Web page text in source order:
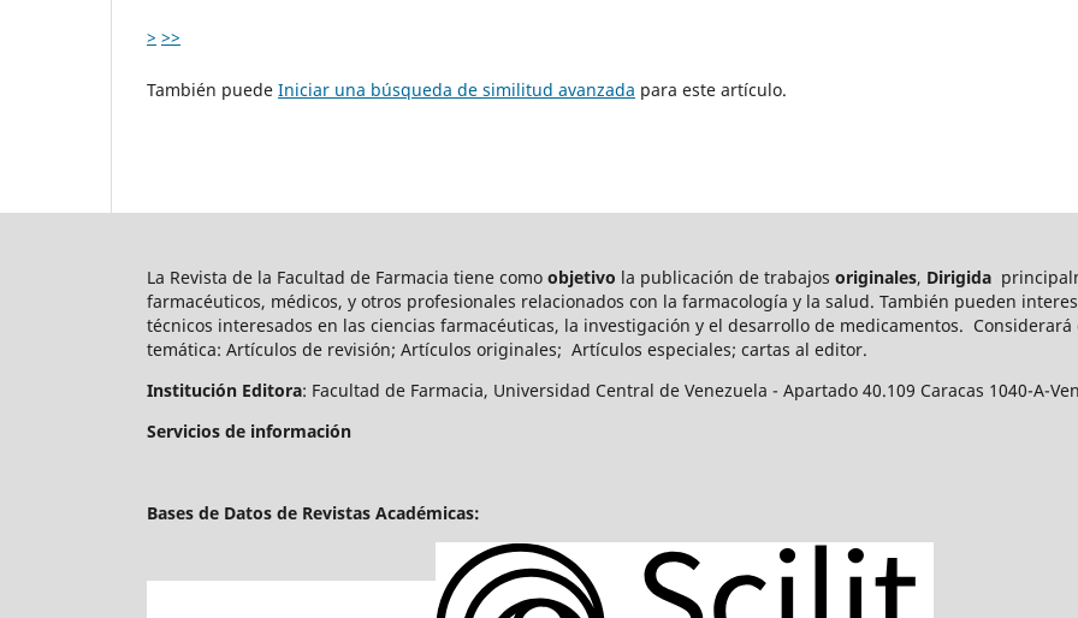
> >>
También puede Iniciar una búsqueda de similitud avanzada para este artículo.
La Revista de la Facultad de Farmacia tiene como objetivo la publicación de trabajos originales, Dirigida
farmacéuticos, médicos, y otros profesionales relacionados con la farmacología y la salud. También pueden int
técnicos interesados en las ciencias farmacéuticas, la investigación y el desarrollo de medicamentos.
temática: Artículos de revisión; Artículos originales; Artículos especiales; cartas al editor.
Institución Editora: Facultad de Farmacia, Universidad Central de Venezuela - Apartado 40.109 Caracas 1040-A-
Servicios de información
Bases de Datos de Revistas Académicas: